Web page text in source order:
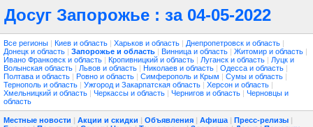
Досуг Запорожье : за 04-05-2022
Все регионы | Киев и область | Харьков и область | Днепропетровск и область |
Донецк и область | Запорожье и область | Винница и область | Житомир и область |
Ивано Франковск и область | Кропивницкий и область | Луганск и область | Луцк и
Волынская область | Львов и область | Николаев и область | Одесса и область |
Полтава и область | Ровно и область | Симферополь и Крым | Сумы и область |
Тернополь и область | Ужгород и Закарпатская область | Херсон и область |
Хмельницкий и область | Черкассы и область | Чернигов и область | Черновцы и
область
Местные новости | Акции и скидки | Объявления | Афиша | Пресс-релизы |